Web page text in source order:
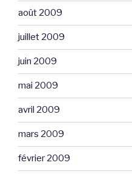
août 2009
juillet 2009
juin 2009
mai 2009
avril 2009
mars 2009
février 2009